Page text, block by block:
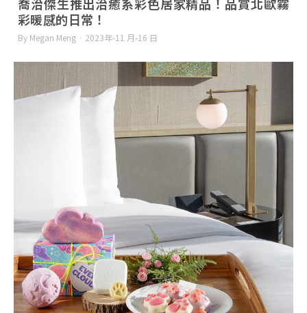
彩暖感的日常！
By Megan Meng 2023年-11 月-16 日